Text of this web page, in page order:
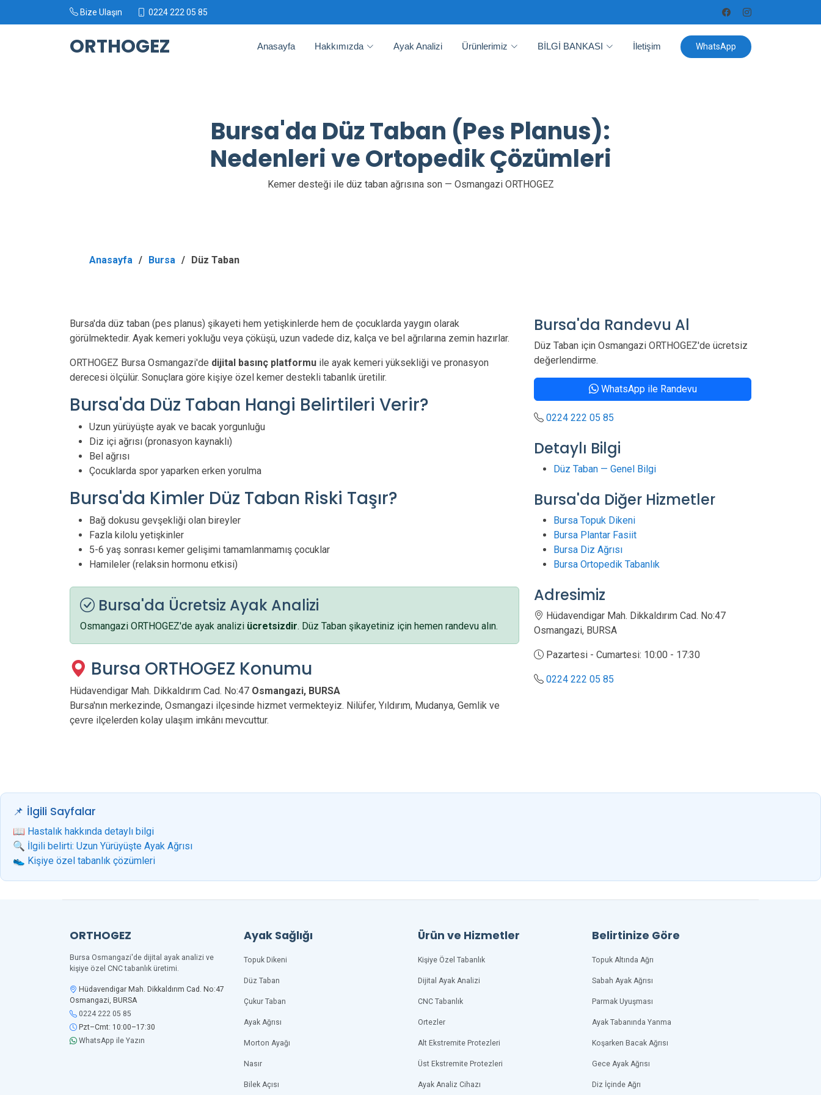
Bize Ulaşın 0224 222 05 85
ORTHOGEZ Anasayfa Hakkımızda Ayak Analizi Ürünlerimiz BİLGİ BANKASI İletişim WhatsApp
Bursa'da Düz Taban (Pes Planus):
Nedenleri ve Ortopedik Çözümleri
Kemer desteği ile düz taban ağrısına son — Osmangazi ORTHOGEZ
Anasayfa Bursa Düz Taban
Bursa'da düz taban (pes planus) şikayeti hem yetişkinlerde hem de çocuklarda yaygın olarak
görülmektedir. Ayak kemeri yokluğu veya çöküşü, uzun vadede diz, kalça ve bel ağrılarına zemin hazırlar.
ORTHOGEZ Bursa Osmangazi'de dijital basınç platformu ile ayak kemeri yüksekliği ve pronasyon
derecesi ölçülür. Sonuçlara göre kişiye özel kemer destekli tabanlık üretilir.
Bursa'da Düz Taban Hangi Belirtileri Verir?
Uzun yürüyüşte ayak ve bacak yorgunluğu
Diz içi ağrısı (pronasyon kaynaklı)
Bel ağrısı
Çocuklarda spor yaparken erken yorulma
Bursa'da Kimler Düz Taban Riski Taşır?
Bağ dokusu gevşekliği olan bireyler
Fazla kilolu yetişkinler
5-6 yaş sonrası kemer gelişimi tamamlanmamış çocuklar
Hamileler (relaksin hormonu etkisi)
Bursa'da Ücretsiz Ayak Analizi
Osmangazi ORTHOGEZ'de ayak analizi ücretsizdir. Düz Taban şikayetiniz için hemen randevu alın.
Bursa ORTHOGEZ Konumu
Hüdavendigar Mah. Dikkaldırım Cad. No:47 Osmangazi, BURSA
Bursa'nın merkezinde, Osmangazi ilçesinde hizmet vermekteyiz. Nilüfer, Yıldırım, Mudanya, Gemlik ve
çevre ilçelerden kolay ulaşım imkânı mevcuttur.
Bursa'da Randevu Al
Düz Taban için Osmangazi ORTHOGEZ'de ücretsiz
değerlendirme.
WhatsApp ile Randevu
0224 222 05 85
Detaylı Bilgi
Düz Taban — Genel Bilgi
Bursa'da Diğer Hizmetler
Bursa Topuk Dikeni
Bursa Plantar Fasiit
Bursa Diz Ağrısı
Bursa Ortopedik Tabanlık
Adresimiz
Hüdavendigar Mah. Dikkaldırım Cad. No:47
Osmangazi, BURSA
Pazartesi - Cumartesi: 10:00 - 17:30
0224 222 05 85
📌 İlgili Sayfalar
📖 Hastalık hakkında detaylı bilgi
🔍 İlgili belirti: Uzun Yürüyüşte Ayak Ağrısı
👟 Kişiye özel tabanlık çözümleri
ORTHOGEZ
Bursa Osmangazi'de dijital ayak analizi ve
kişiye özel CNC tabanlık üretimi.
Hüdavendigar Mah. Dikkaldırım Cad. No:47
Osmangazi, BURSA
0224 222 05 85
Pzt–Cmt: 10:00–17:30
WhatsApp ile Yazın
Ayak Sağlığı
Topuk Dikeni
Düz Taban
Çukur Taban
Ayak Ağrısı
Morton Ayağı
Nasır
Bilek Açısı
Ürün ve Hizmetler
Kişiye Özel Tabanlık
Dijital Ayak Analizi
CNC Tabanlık
Ortezler
Alt Ekstremite Protezleri
Üst Ekstremite Protezleri
Ayak Analiz Cihazı
Belirtinize Göre
Topuk Altında Ağrı
Sabah Ayak Ağrısı
Parmak Uyuşması
Ayak Tabanında Yanma
Koşarken Bacak Ağrısı
Gece Ayak Ağrısı
Diz İçinde Ağrı